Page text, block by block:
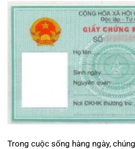
Trong cuộc sống hàng ngày,